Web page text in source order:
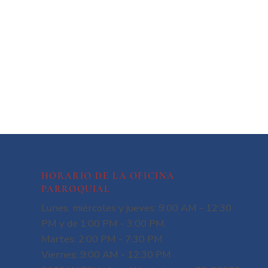
HORARIO DE LA OFICINA
PARROQUIAL
Lunes, miércoles y jueves: 9:00 AM - 12:30
PM y de 1:00 PM - 3:00 PM.
Martes: 2:00 PM - 7:30 PM
Viernes: 9:00 AM - 12:30 PM